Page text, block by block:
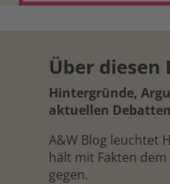
Über diesen
Hintergründe,
aktuellen Debatten
A&W Blog leuchtet
hält mit Fakten
gegen.